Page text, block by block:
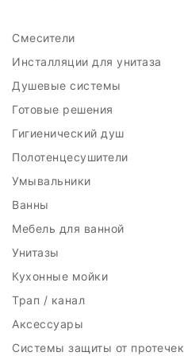
Смесители
Инсталляции для унитаза
Душевые системы
Готовые решения
Гигиенический душ
Полотенцесушители
Умывальники
Ванны
Мебель для ванной
Унитазы
Кухонные мойки
Трап / канал
Аксессуары
Системы защиты от протечек